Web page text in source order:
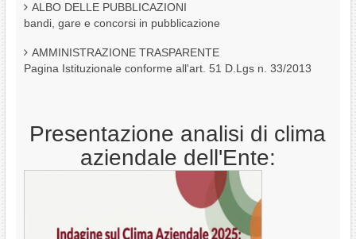
ALBO DELLE PUBBLICAZIONI
bandi, gare e concorsi in pubblicazione
AMMINISTRAZIONE TRASPARENTE
Pagina Istituzionale conforme all'art. 51 D.Lgs n. 33/2013
Presentazione analisi di clima
aziendale dell'Ente: